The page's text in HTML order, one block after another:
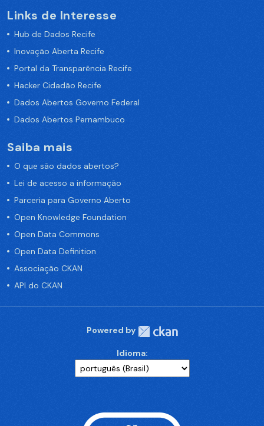
Links de Interesse
Hub de Dados Recife
Inovação Aberta Recife
Portal da Transparência Recife
Hacker Cidadão Recife
Dados Abertos Governo Federal
Dados Abertos Pernambuco
Saiba mais
O que são dados abertos?
Lei de acesso a informação
Parceria para Governo Aberto
Open Knowledge Foundation
Open Data Commons
Open Data Definition
Associação CKAN
API do CKAN
Powered by
Idioma